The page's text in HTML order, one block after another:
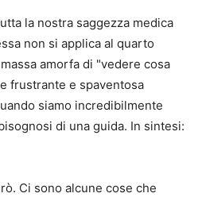
la nostra saggezza medica
non si applica al quarto
amorfa di "vedere cosa
frustrante e spaventosa
siamo incredibilmente
di una guida. In sintesi:
Ci sono alcune cose che